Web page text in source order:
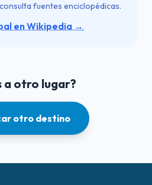
fuentes enciclopédicas.
en Wikipedia →
a otro lugar?
otro destino